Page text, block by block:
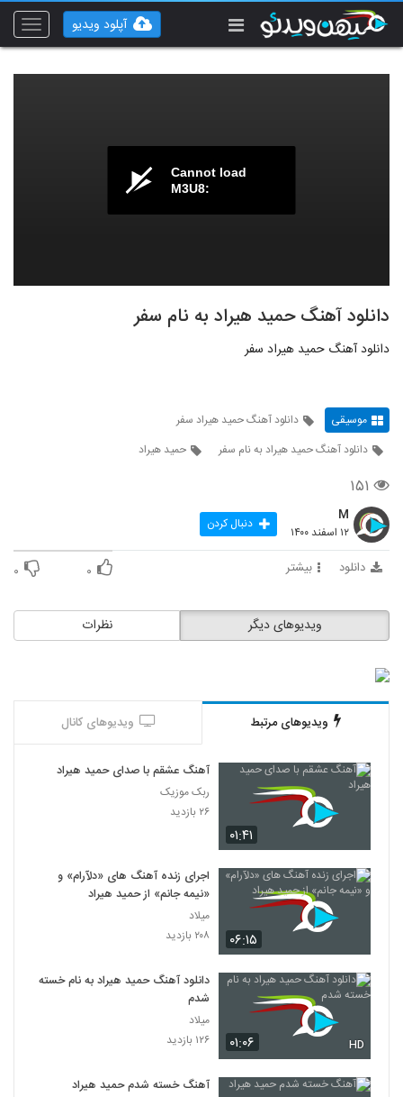
Toggle
آپلود ویدیو
Cannot load
M3U8:
دانلود آهنگ حمید هیراد به نام سفر
دانلود آهنگ حمید هیراد سفر
موسیقی
دانلود آهنگ حمید هیراد سفر
دانلود آهنگ حمید هیراد به نام سفر
حمید هیراد
۱۵۱
M
۱۲ اسفند ۱۴۰۰ دنبال کردن
دانلود بیشتر ۰ ۰
نظرات ویدیوهای دیگر
ویدیوهای مرتبط ویدیوهای کانال
۰۱:۴۱
آهنگ عشقم با صدای حمید هیراد
ربک موزیک
۲۶ بازدید
۰۶:۱۵
اجرای زنده آهنگ های «دلآرام» و
«نیمه جانم» از حمید هیراد
میلاد
۲۰۸ بازدید
۰۱:۰۶ HD
دانلود آهنگ حمید هیراد به نام خسته
شدم
میلاد
۱۲۶ بازدید
آهنگ خسته شدم حمید هیراد